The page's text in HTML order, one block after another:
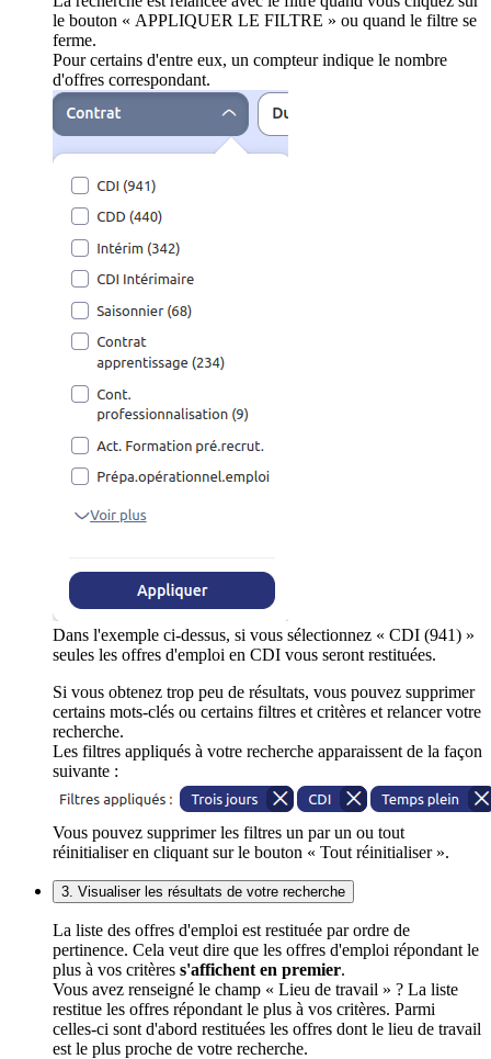
le bouton « APPLIQUER LE FILTRE » ou quand le filtre se
ferme.
Pour certains d'entre eux, un compteur indique le nombre
d'offres correspondant.
Dans l'exemple ci-dessus, si vous sélectionnez « CDI (941) »
seules les offres d'emploi en CDI vous seront restituées.
Si vous obtenez trop peu de résultats, vous pouvez supprimer
certains mots-clés ou certains filtres et critères et relancer votre
recherche.
Les filtres appliqués à votre recherche apparaissent de la façon
suivante :
Vous pouvez supprimer les filtres un par un ou tout
réinitialiser en cliquant sur le bouton « Tout réinitialiser ».
3. Visualiser les résultats de votre recherche
La liste des offres d'emploi est restituée par ordre de
pertinence. Cela veut dire que les offres d'emploi répondant le
plus à vos critères s'affichent en premier.
Vous avez renseigné le champ « Lieu de travail » ? La liste
restitue les offres répondant le plus à vos critères. Parmi
celles-ci sont d'abord restituées les offres dont le lieu de travail
est le plus proche de votre recherche.